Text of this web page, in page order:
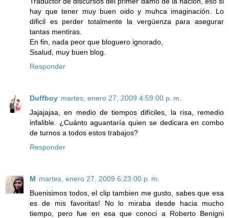
hay que tener muy buen oido y muhca imaginación. Lo
dificil es perder totalmente la vergüenza para asegurar
tantas mentiras.
En fin, nada peor que bloguero ignorado,
Ssalud, muy buen blog.
Responder
Duffboy martes, enero 27, 2009 4:59:00 p. m.
Jajajajaa, en medio de tiempos difíciles, la risa, remedio
infalible. ¿Cuánto aguantaría quien se dedicara en combo
de turnos a todos estos trabajos?
Responder
M martes, enero 27, 2009 6:23:00 p. m.
Buenisimos todos, el clip tambien me gusto, sabes que esa
es de mis favoritas! No lo miraba desde hacia mucho
tiempo, pero fue en esa que conoci a Roberto Benigni